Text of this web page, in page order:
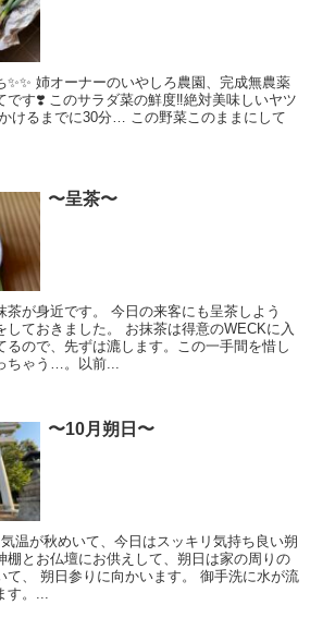
✨✨ 姉オーナーのいやしろ農園、完成無農薬
です❣️ このサラダ菜の鮮度‼️絶対美味しいヤツ
けるまでに30分… この野菜このままにして
〜呈茶〜
茶が身近です。 今日の来客にも呈茶しよう
しておきました。 お抹茶は得意のWECKに入
るので、先ずは漉します。この一手間を惜し
ちゃう…。以前...
〜10月朔日〜
温が秋めいて、今日はスッキリ気持ち良い朔
棚とお仏壇にお供えして、朔日は家の周りの
て、 朔日参りに向かいます。 御手洗に水が流
。...